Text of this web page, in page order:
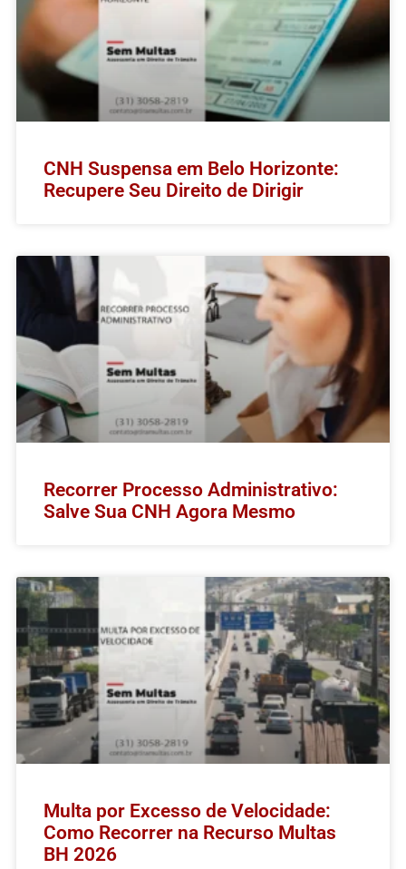
CNH Suspensa em Belo Horizonte:
Recupere Seu Direito de Dirigir
Recorrer Processo Administrativo:
Salve Sua CNH Agora Mesmo
Multa por Excesso de Velocidade:
Como Recorrer na Recurso Multas
BH 2026